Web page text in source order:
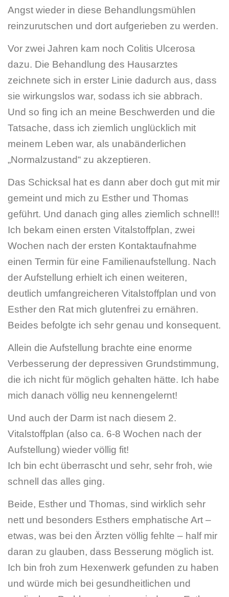
Angst wieder in diese Behandlungsmühlen
reinzurutschen und dort aufgerieben zu werden.
Vor zwei Jahren kam noch Colitis Ulcerosa
dazu. Die Behandlung des Hausarztes
zeichnete sich in erster Linie dadurch aus, dass
sie wirkungslos war, sodass ich sie abbrach.
Und so fing ich an meine Beschwerden und die
Tatsache, dass ich ziemlich unglücklich mit
meinem Leben war, als unabänderlichen
„Normalzustand“ zu akzeptieren.
Das Schicksal hat es dann aber doch gut mit mir
gemeint und mich zu Esther und Thomas
geführt. Und danach ging alles ziemlich schnell!!
Ich bekam einen ersten Vitalstoffplan, zwei
Wochen nach der ersten Kontaktaufnahme
einen Termin für eine Familienaufstellung. Nach
der Aufstellung erhielt ich einen weiteren,
deutlich umfangreicheren Vitalstoffplan und von
Esther den Rat mich glutenfrei zu ernähren.
Beides befolgte ich sehr genau und konsequent.
Allein die Aufstellung brachte eine enorme
Verbesserung der depressiven Grundstimmung,
die ich nicht für möglich gehalten hätte. Ich habe
mich danach völlig neu kennengelernt!
Und auch der Darm ist nach diesem 2.
Vitalstoffplan (also ca. 6-8 Wochen nach der
Aufstellung) wieder völlig fit!
Ich bin echt überrascht und sehr, sehr froh, wie
schnell das alles ging.
Beide, Esther und Thomas, sind wirklich sehr
nett und besonders Esthers emphatische Art –
etwas, was bei den Ärzten völlig fehlte – half mir
daran zu glauben, dass Besserung möglich ist.
Ich bin froh zum Hexenwerk gefunden zu haben
und würde mich bei gesundheitlichen und